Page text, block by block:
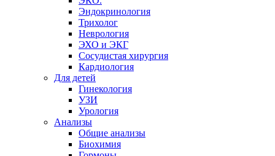
Эндокринология
Трихолог
Неврология
ЭХО и ЭКГ
Сосудистая хирургия
Кардиология
Для детей
Гинекология
УЗИ
Урология
Анализы
Общие анализы
Биохимия